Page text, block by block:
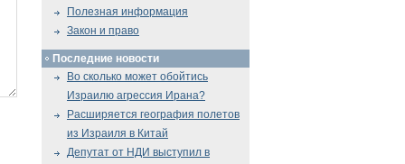
Полезная информация
Закон и право
Последние новости
Во сколько может обойтись
Израилю агрессия Ирана?
Расширяется география полетов
из Израиля в Китай
Депутат от НДИ выступил в